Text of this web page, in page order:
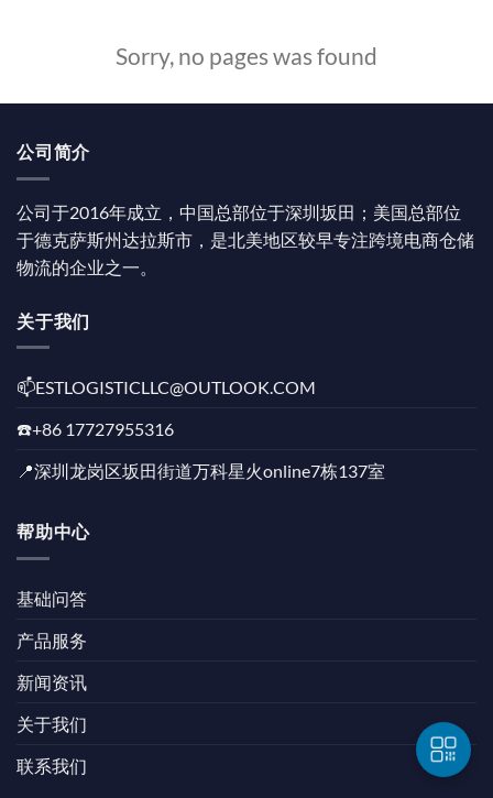
Sorry, no pages was found
公司简介
公司于2016年成立，中国总部位于深圳坂田；美国总部位
于德克萨斯州达拉斯市，是北美地区较早专注跨境电商仓储
物流的企业之一。
关于我们
📫️ESTLOGISTICLLC@OUTLOOK.COM
☎️+86 17727955316
📍深圳龙岗区坂田街道万科星火online7栋137室
帮助中心
基础问答
产品服务
新闻资讯
关于我们
联系我们